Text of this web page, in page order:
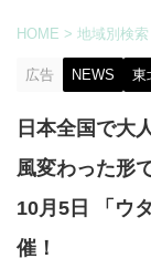
HOME > 地域別検索
広告 NEWS 東
日本全国で大
風変わった形
10月5日 「ウ
催！